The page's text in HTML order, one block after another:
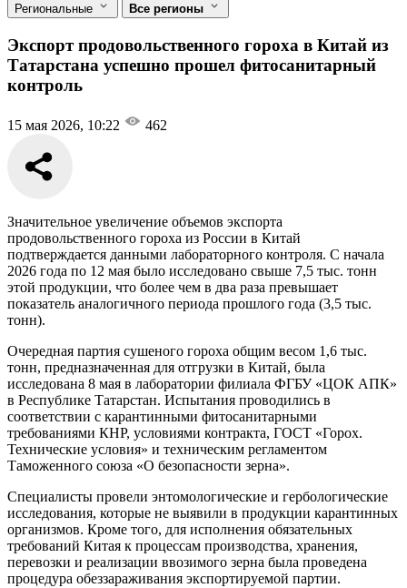
Региональные Все регионы
Экспорт продовольственного гороха в Китай из
Татарстана успешно прошел фитосанитарный
контроль
15 мая 2026, 10:22 462
Значительное увеличение объемов экспорта
продовольственного гороха из России в Китай
подтверждается данными лабораторного контроля. С начала
2026 года по 12 мая было исследовано свыше 7,5 тыс. тонн
этой продукции, что более чем в два раза превышает
показатель аналогичного периода прошлого года (3,5 тыс.
тонн).
Очередная партия сушеного гороха общим весом 1,6 тыс.
тонн, предназначенная для отгрузки в Китай, была
исследована 8 мая в лаборатории филиала ФГБУ «ЦОК АПК»
в Республике Татарстан. Испытания проводились в
соответствии с карантинными фитосанитарными
требованиями КНР, условиями контракта, ГОСТ «Горох.
Технические условия» и техническим регламентом
Таможенного союза «О безопасности зерна».
Специалисты провели энтомологические и гербологические
исследования, которые не выявили в продукции карантинных
организмов. Кроме того, для исполнения обязательных
требований Китая к процессам производства, хранения,
перевозки и реализации ввозимого зерна была проведена
процедура обеззараживания экспортируемой партии.